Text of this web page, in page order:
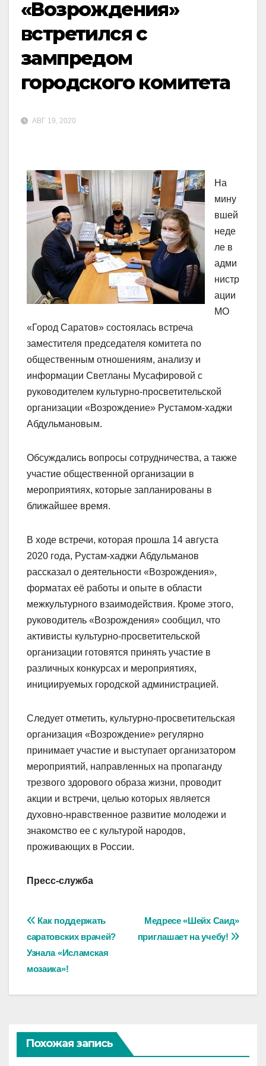
«Возрождения»
встретился с
зампредом
городского комитета
АВГ 19, 2020
На
мину
вшей
неде
ле в
адми
нистр
ации
МО
«Город Саратов» состоялась встреча
заместителя председателя комитета по
общественным отношениям, анализу и
информации Светланы Мусафировой с
руководителем культурно-просветительской
организации «Возрождение» Рустамом-хаджи
Абдульмановым.
Обсуждались вопросы сотрудничества, а также
участие общественной организации в
мероприятиях, которые запланированы в
ближайшее время.
В ходе встречи, которая прошла 14 августа
2020 года, Рустам-хаджи Абдульманов
рассказал о деятельности «Возрождения»,
форматах её работы и опыте в области
межкультурного взаимодействия. Кроме этого,
руководитель «Возрождения» сообщил, что
активисты культурно-просветительской
организации готовятся принять участие в
различных конкурсах и мероприятиях,
инициируемых городской администрацией.
Следует отметить, культурно-просветительская
организация «Возрождение» регулярно
принимает участие и выступает организатором
мероприятий, направленных на пропаганду
трезвого здорового образа жизни, проводит
акции и встречи, целью которых является
духовно-нравственное развитие молодежи и
знакомство ее с культурой народов,
проживающих в России.
Пресс-служба
Навигация
по
записям
Медресе «Шейх Саид»
приглашает на учебу!
Как поддержать
саратовских врачей?
Узнала «Исламская
мозаика»!
Похожая запись